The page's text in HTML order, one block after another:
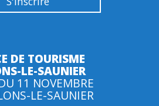
DE TOURISME
LE-SAUNIER
11 NOVEMBRE
LE-SAUNIER